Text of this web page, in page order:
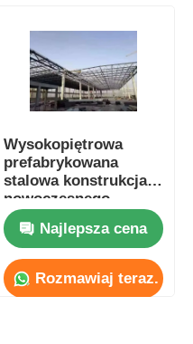
Wysokopiętrowa
prefabrykowana
stalowa konstrukcja
nowoczesnego
hotelu, szkoły,
szpitalaNajlepsza cena
Rozmawiaj teraz.